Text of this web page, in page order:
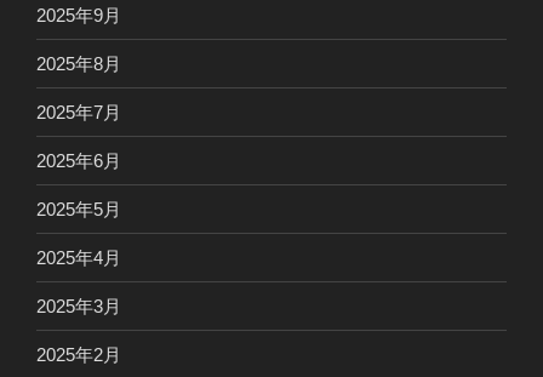
2025年9月
2025年8月
2025年7月
2025年6月
2025年5月
2025年4月
2025年3月
2025年2月